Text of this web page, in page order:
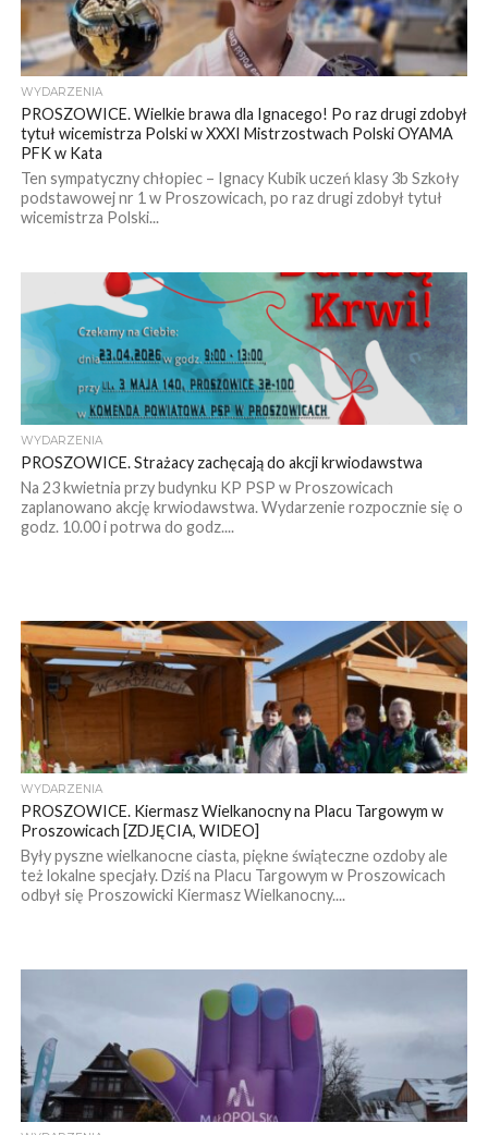
WYDARZENIA
PROSZOWICE. Wielkie brawa dla Ignacego! Po raz drugi zdobył
tytuł wicemistrza Polski w XXXI Mistrzostwach Polski OYAMA
PFK w Kata
Ten sympatyczny chłopiec – Ignacy Kubik uczeń klasy 3b Szkoły
podstawowej nr 1 w Proszowicach, po raz drugi zdobył tytuł
wicemistrza Polski...
WYDARZENIA
PROSZOWICE. Strażacy zachęcają do akcji krwiodawstwa
Na 23 kwietnia przy budynku KP PSP w Proszowicach
zaplanowano akcję krwiodawstwa. Wydarzenie rozpocznie się o
godz. 10.00 i potrwa do godz....
WYDARZENIA
PROSZOWICE. Kiermasz Wielkanocny na Placu Targowym w
Proszowicach [ZDJĘCIA, WIDEO]
Były pyszne wielkanocne ciasta, piękne świąteczne ozdoby ale
też lokalne specjały. Dziś na Placu Targowym w Proszowicach
odbył się Proszowicki Kiermasz Wielkanocny....